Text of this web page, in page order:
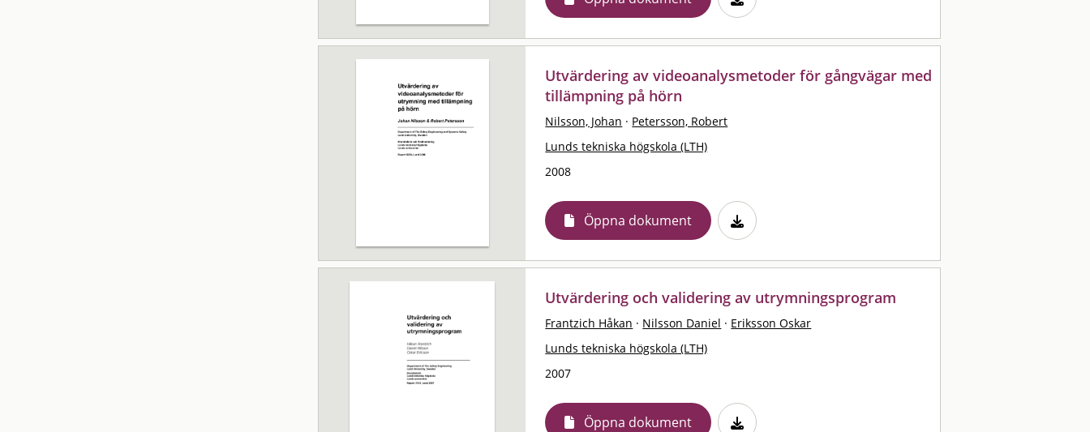
Utvärdering av videoanalysmetoder för gångvägar med
tillämpning på hörn
Nilsson, Johan · Petersson, Robert
Lunds tekniska högskola (LTH)
2008
Öppna dokument
Utvärdering och validering av utrymningsprogram
Frantzich Håkan · Nilsson Daniel · Eriksson Oskar
Lunds tekniska högskola (LTH)
2007
Öppna dokument